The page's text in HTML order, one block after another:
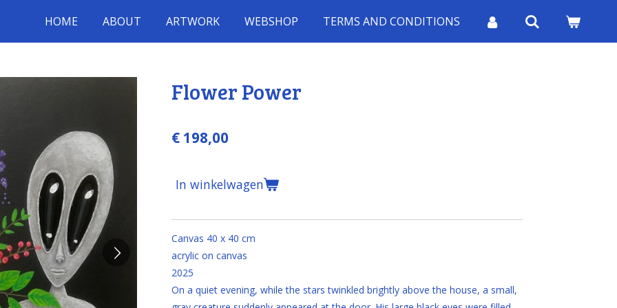
HOME ABOUT ARTWORK WEBSHOP TERMS AND CONDITIONS
Flower Power
€ 198,00
In winkelwagen
Canvas 40 x 40 cm
acrylic on canvas
2025
On a quiet evening, while the stars twinkled brightly above the house, a small,